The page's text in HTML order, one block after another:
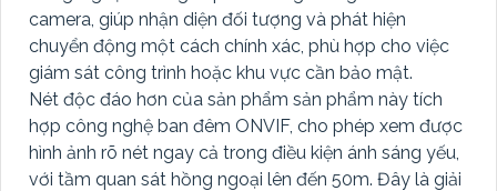
camera, giúp nhận diện đối tượng và phát hiện
chuyển động một cách chính xác, phù hợp cho việc
giám sát công trình hoặc khu vực cần bảo mật.
Nét độc đáo hơn của sản phẩm sản phẩm này tích
hợp công nghệ ban đêm ONVIF, cho phép xem được
hình ảnh rõ nét ngay cả trong điều kiện ánh sáng yếu,
với tầm quan sát hồng ngoại lên đến 50m. Đây là giải